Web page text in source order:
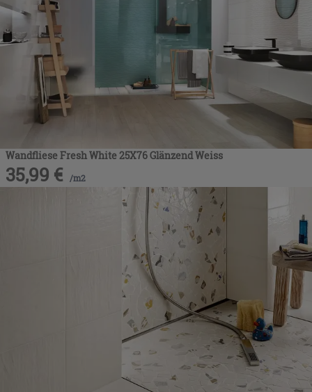
Wandfliese Fresh White 25X76 Glänzend Weiss
35,99 € /m2